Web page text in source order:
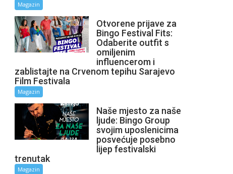
Magazin
Otvorene prijave za
Bingo Festival Fits:
Odaberite outfit s
omiljenim
influencerom i
zablistajte na Crvenom tepihu Sarajevo
Film Festivala
Magazin
Naše mjesto za naše
ljude: Bingo Group
svojim uposlenicima
posvećuje posebno
lijep festivalski
trenutak
Magazin